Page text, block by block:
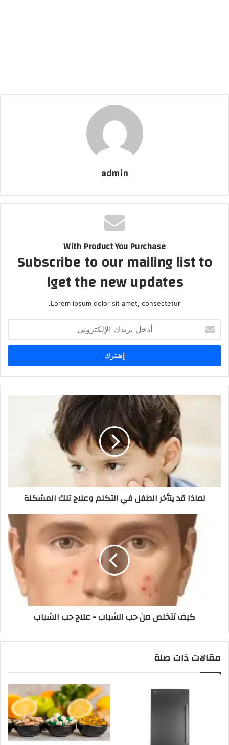
admin
With Product You Purchase
Subscribe to our mailing list to
get the new updates!
Lorem ipsum dolor sit amet, consectetur.
بريدك
الإلكتروني
لماذا قد يتأخر الطفل في التكلم وعلاج تلك المشكلة
كيف تتخلص من حب الشباب - علاج حب الشباب
مقالات ذات صلة